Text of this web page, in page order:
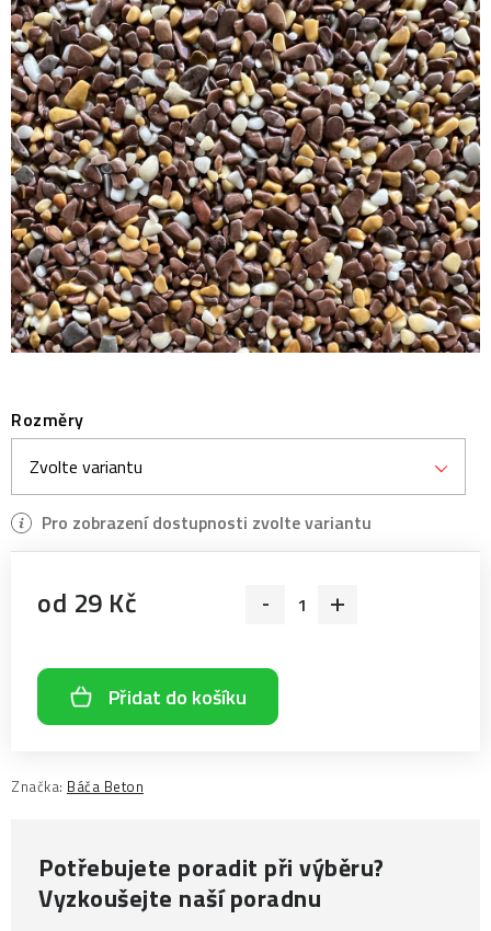
Prodejny Návody Blog Inspirace Kontakty
Rozměry
od 29 Kč
Přidat do košíku
Značka: Báča Beton
Potřebujete poradit při výběru?
Vyzkoušejte naší poradnu